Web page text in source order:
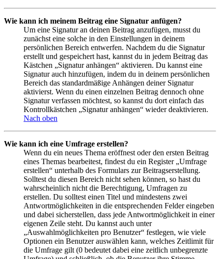
Wie kann ich meinem Beitrag eine Signatur anfügen?
Um eine Signatur an deinen Beitrag anzufügen, musst du
zunächst eine solche in den Einstellungen in deinem
persönlichen Bereich entwerfen. Nachdem du die Signatur
erstellt und gespeichert hast, kannst du in jedem Beitrag das
Kästchen „Signatur anhängen“ aktivieren. Du kannst eine
Signatur auch hinzufügen, indem du in deinem persönlichen
Bereich das standardmäßige Anhängen deiner Signatur
aktivierst. Wenn du einen einzelnen Beitrag dennoch ohne
Signatur verfassen möchtest, so kannst du dort einfach das
Kontrollkästchen „Signatur anhängen“ wieder deaktivieren.
Nach oben
Wie kann ich eine Umfrage erstellen?
Wenn du ein neues Thema eröffnest oder den ersten Beitrag
eines Themas bearbeitest, findest du ein Register „Umfrage
erstellen“ unterhalb des Formulars zur Beitragserstellung.
Solltest du diesen Bereich nicht sehen können, so hast du
wahrscheinlich nicht die Berechtigung, Umfragen zu
erstellen. Du solltest einen Titel und mindestens zwei
Antwortmöglichkeiten in die entsprechenden Felder eingeben
und dabei sicherstellen, dass jede Antwortmöglichkeit in einer
eigenen Zeile steht. Du kannst auch unter
„Auswahlmöglichkeiten pro Benutzer“ festlegen, wie viele
Optionen ein Benutzer auswählen kann, welches Zeitlimit für
die Umfrage gilt (0 bedeutet dabei eine zeitlich unbegrenzte